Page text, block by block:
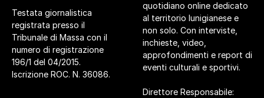
Testata giornalistica
registrata presso il
Tribunale di Massa con il
numero di registrazione
196/1 del 04/2015.
Iscrizione ROC. N. 36086.
quotidiano online dedicato
al territorio lunigianese e
non solo. Con interviste,
inchieste, video,
approfondimenti e report di
eventi culturali e sportivi.
Direttore Responsabile: